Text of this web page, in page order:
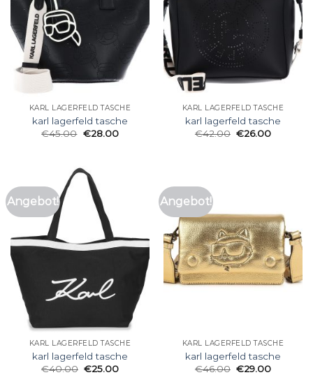
KARL LAGERFELD TASCHE
karl lagerfeld tasche
€45.00 €28.00
KARL LAGERFELD TASCHE
karl lagerfeld tasche
€42.00 €26.00
Angebot!
KARL LAGERFELD TASCHE
karl lagerfeld tasche
€40.00 €25.00
Angebot!
KARL LAGERFELD TASCHE
karl lagerfeld tasche
€46.00 €29.00